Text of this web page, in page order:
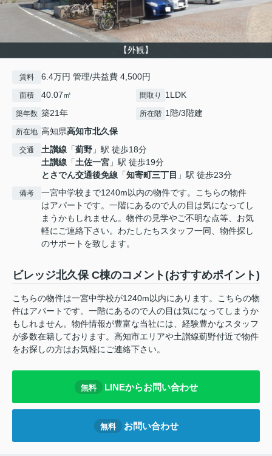
【外観】
賃料 6.4万円 管理/共益費 4,500円
面積 40.07㎡ 間取り 1LDK
築年数 築21年 所在階 1階/3階建
所在地 高知県高知市北久保
交通 土讃線 「薊野 」駅 徒歩18分
土讃線 「土佐一宮 」駅 徒歩19分
とさでん交通後免線 「知寄町三丁目 」駅 徒歩23分
備考
一宮中学校まで1240m以内の物件です。こちらの物件
はアパートです。一階にあるので人の目は気になってし
まうかもしれません。物件の見学やご不明な点等、お気
軽にご連絡下さい。わたしたちスタッフ一同、物件探し
のサポートを致します。
ビレッジ北久保 C棟のコメント(おすすめポイント)
こちらの物件は一宮中学校が1240m以内にあります。こちらの物
件はアパートです。一階にあるので人の目は気になってしまうか
もしれません。物件情報が豊富な当社には、経験豊かなスタッフ
が多数在籍しております。高知市エリアや土讃線薊野付近で物件
をお探しの方はお気軽にご連絡下さい。
無料 LINEからお問い合わせ
無料 お問い合わせ